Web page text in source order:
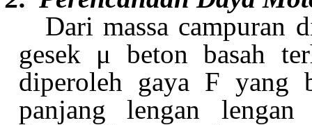
Dari massa campuran
gesek μ beton basah
diperoleh gaya F yang
panjang lengan